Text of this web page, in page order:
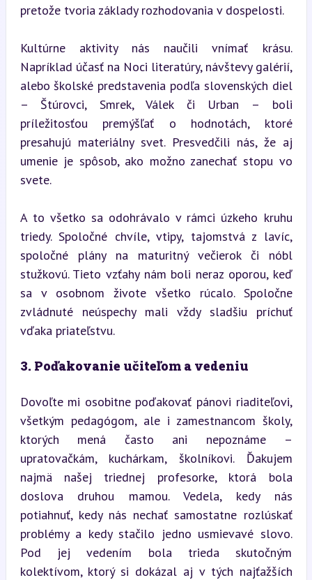
pretože tvoria základy rozhodovania v dospelosti.
Kultúrne aktivity nás naučili vnímať krásu.
Napríklad účasť na Noci literatúry, návštevy galérií,
alebo školské predstavenia podľa slovenských diel
– Štúrovci, Smrek, Válek či Urban – boli
príležitosťou premýšľať o hodnotách, ktoré
presahujú materiálny svet. Presvedčili nás, že aj
umenie je spôsob, ako možno zanechať stopu vo
svete.
A to všetko sa odohrávalo v rámci úzkeho kruhu
triedy. Spoločné chvíle, vtipy, tajomstvá z lavíc,
spoločné plány na maturitný večierok či nóbl
stužkovú. Tieto vzťahy nám boli neraz oporou, keď
sa v osobnom živote všetko rúcalo. Spoločne
zvládnuté neúspechy mali vždy sladšiu príchuť
vďaka priateľstvu.
3. Poďakovanie učiteľom a vedeniu
Dovoľte mi osobitne poďakovať pánovi riaditeľovi,
všetkým pedagógom, ale i zamestnancom školy,
ktorých mená často ani nepoznáme –
upratovačkám, kuchárkam, školníkovi. Ďakujem
najmä našej triednej profesorke, ktorá bola
doslova druhou mamou. Vedela, kedy nás
potiahnuť, kedy nás nechať samostatne rozlúskať
problémy a kedy stačilo jedno usmievavé slovo.
Pod jej vedením bola trieda skutočným
kolektívom, ktorý si dokázal aj v tých najťažších